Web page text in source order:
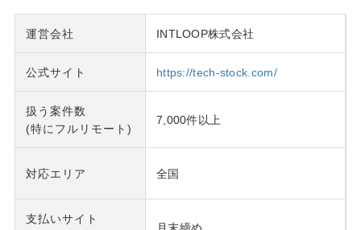
運営会社 INTLOOP株式会社
公式サイト https://tech-stock.com/
扱う案件数
(特にフルリモート)
7,000件以上
対応エリア 全国
支払いサイト